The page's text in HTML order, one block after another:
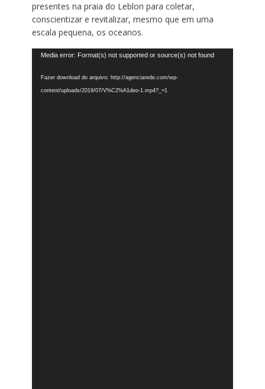
presentes na praia do Leblon para coletar,
conscientizar e revitalizar, mesmo que em uma
escala pequena, os oceanos.
Tocador
vídeo
Media error: Format(s) not supported or source(s) not found
Fazer download do arquivo: http://agenciarede.com/wp-
content/uploads/2019/07/V%C2%A1deo-1.mp4?_=1